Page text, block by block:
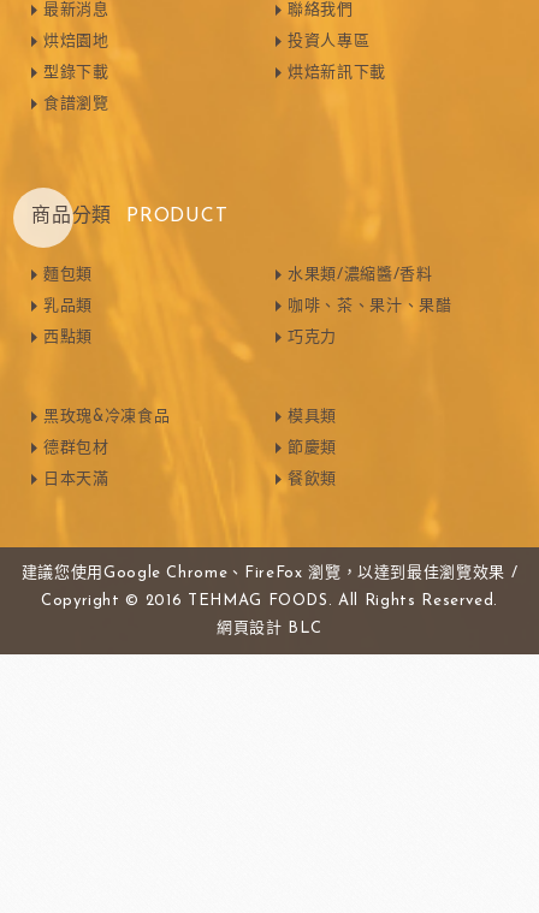
最新消息
烘焙園地
型錄下載
食譜瀏覽
聯絡我們
投資人專區
烘焙新訊下載
商品分類 PRODUCT
麵包類
乳品類
西點類
水果類/濃縮醬/香料
咖啡、茶、果汁、果醋
巧克力
黑玫瑰&冷凍食品
德群包材
日本天滿
模具類
節慶類
餐飲類
建議您使用Google Chrome、FireFox 瀏覽，以達到最佳瀏覽效果 /
Copyright © 2016 TEHMAG FOODS. All Rights Reserved.
網頁設計 BLC